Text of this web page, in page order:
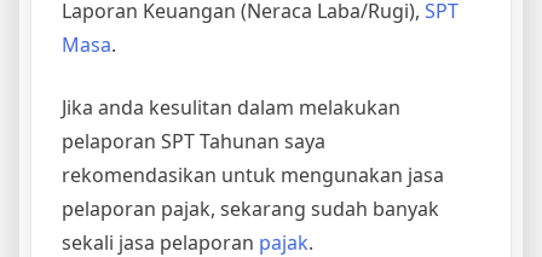
Laporan Keuangan (Neraca Laba/Rugi), SPT
Masa.
Jika anda kesulitan dalam melakukan
pelaporan SPT Tahunan saya
rekomendasikan untuk mengunakan jasa
pelaporan pajak, sekarang sudah banyak
sekali jasa pelaporan pajak.